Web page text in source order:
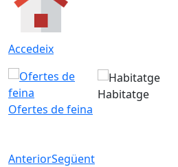
Accedeix
Ofertes de feina
Habitatge
AnteriorSegüent